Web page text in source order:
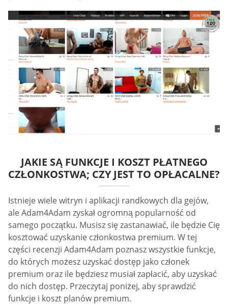
JAKIE SĄ FUNKCJE I KOSZT PŁATNEGO
CZŁONKOSTWA; CZY JEST TO OPŁACALNE?
Istnieje wiele witryn i aplikacji randkowych dla gejów,
ale Adam4Adam zyskał ogromną popularność od
samego początku. Musisz się zastanawiać, ile będzie Cię
kosztować uzyskanie członkostwa premium. W tej
części recenzji Adam4Adam poznasz wszystkie funkcje,
do których możesz uzyskać dostęp jako członek
premium oraz ile będziesz musiał zapłacić, aby uzyskać
do nich dostęp. Przeczytaj poniżej, aby sprawdzić
funkcje i koszt planów premium.